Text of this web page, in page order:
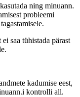
ning minuann.
probleemi
saa tühistada pärast
kadumise eest,
kontrolli all.